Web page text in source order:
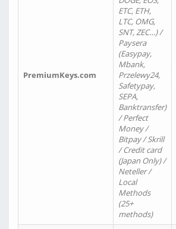
PremiumKeys.com
ETC, ETH,
LTC, OMG,
SNT, ZEC…) /
Paysera
(Easypay,
Mbank,
Przelewy24,
Safetypay,
SEPA,
Banktransfer)
/ Perfect
Money /
Bitpay / Skrill
/ Credit card
(Japan Only) /
Neteller /
Local
Methods
(25+
methods)